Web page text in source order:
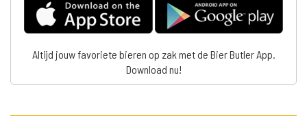
Altijd jouw favoriete bieren op zak met de Bier Butler App.
Download nu!